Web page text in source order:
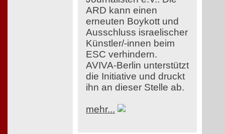
ARD kann einen
erneuten Boykott und
Ausschluss israelischer
Künstler/-innen beim
ESC verhindern.
AVIVA-Berlin unterstützt
die Initiative und druckt
ihn an dieser Stelle ab.
mehr...